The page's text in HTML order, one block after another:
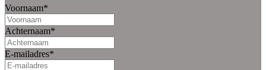
Voornaam*
Achternaam*
E-mailadres*